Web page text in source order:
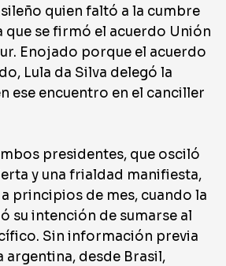
quien faltó a la cumbre
que se firmó el acuerdo Unión
Enojado porque el acuerdo
Lula da Silva delegó la
ese encuentro en el canciller
presidentes, que osciló
y una frialdad manifiesta,
principios de mes, cuando la
su intención de sumarse al
Sin información previa
argentina, desde Brasil,